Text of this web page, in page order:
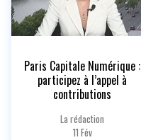
Paris Capitale Numérique :
participez à l’appel à
contributions
La rédaction
11 Fév